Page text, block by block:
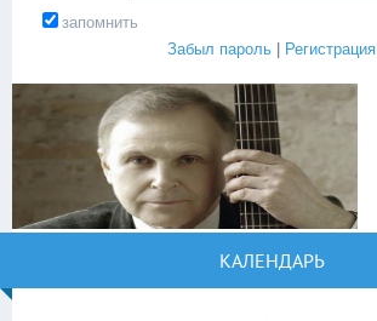
запомнить
Забыл пароль
Регистрация
КАЛЕНДАРЬ